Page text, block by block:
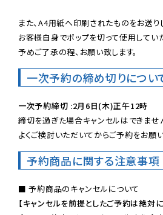
また、A4用紙へ印刷されたものをお送り
お客様自身でポップを切って使用してい
予めご了承の程、お願い致します。
一次予約の締め切りについ
一次予約締切 :2月6日(木)正午12時
締切を過ぎた場合キャンセルはできませ
よくご検討いただいてからご予約をお願い
予約商品に関する注意事項
【キャンセルを前提としたご予約は絶対